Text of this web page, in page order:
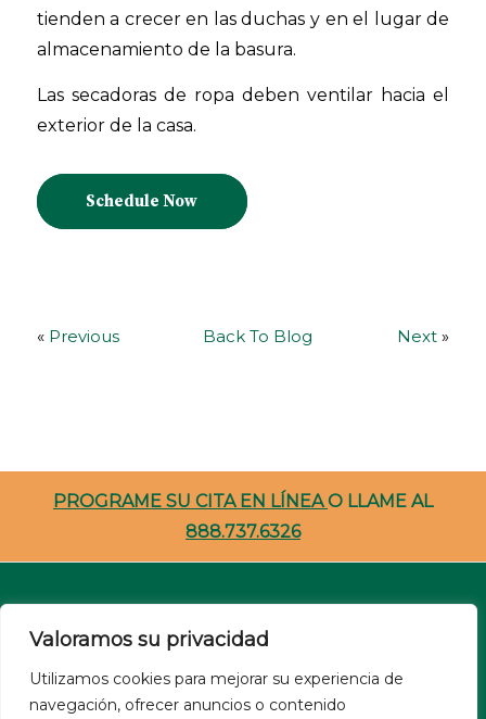
Valoramos su privacidad
Utilizamos cookies para mejorar su experiencia de
navegación, ofrecer anuncios o contenido
tienden a crecer en las duchas y en el lugar de
almacenamiento de la basura.
Las secadoras de ropa deben ventilar hacia el
exterior de la casa.
Schedule Now
« Previous Back To Blog Next »
PROGRAME SU CITA EN LÍNEAO LLAME AL
888.737.6326
Carreras
Recursos Para Pacientes
NSA